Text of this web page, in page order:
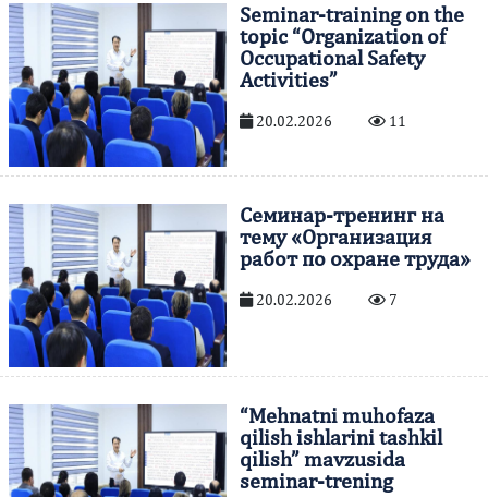
Seminar-training on the
topic “Organization of
Occupational Safety
Activities”
20.02.2026 11
Cеминар-тренинг на
тему «Организация
работ по охране труда»
20.02.2026 7
“Mehnatni muhofaza
qilish ishlarini tashkil
qilish” mavzusida
seminar-trening